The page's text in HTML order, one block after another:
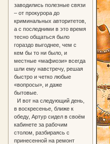
заводились полезные связи
– от прокурора до
криминальных авторитетов,
а с последними в это время
тесно общаться было
гораздо выгоднее, чем с
кем бы то ни было, и
местные «мафиози» всегда
шли ему навстречу, решая
быстро и четко любые
«вопросы», и даже
бытовые.
И вот на следующий день,
в воскресенье, ближе к
обеду, Артур сидел в своём
кабинете за рабочим
столом, разбираясь с
принесенной на ремонт